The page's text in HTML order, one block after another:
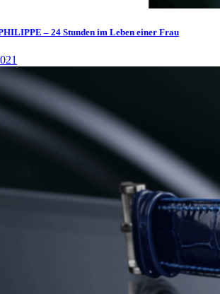
– 24 Stunden im Leben einer Frau